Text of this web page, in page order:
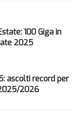
100 Giga in
2025
ascolti record per
2026